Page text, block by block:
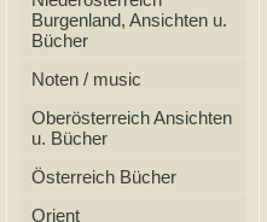
Burgenland, Ansichten u.
Bücher
Noten / music
Oberösterreich Ansichten
u. Bücher
Österreich Bücher
Orient